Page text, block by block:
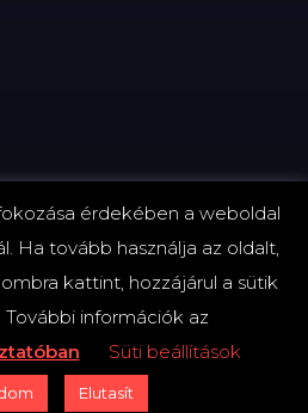
Group Kft.
(PDF)Süti-beállítások
érdekében a weboldal
Ha tovább használja az oldalt,
kattint, hozzájárul a sütik
További információk az
Süti beállítások
Elutasít